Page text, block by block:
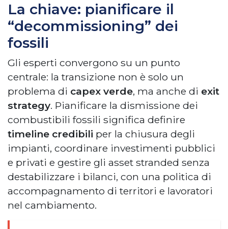
La chiave: pianificare il
“decommissioning” dei
fossili
Gli esperti convergono su un punto
centrale: la transizione non è solo un
problema di capex verde, ma anche di exit
strategy. Pianificare la dismissione dei
combustibili fossili significa definire
timeline credibili per la chiusura degli
impianti, coordinare investimenti pubblici
e privati e gestire gli asset stranded senza
destabilizzare i bilanci, con una politica di
accompagnamento di territori e lavoratori
nel cambiamento.